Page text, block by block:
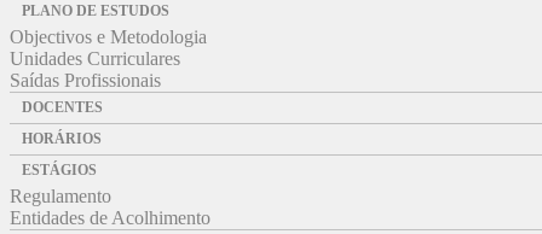
PLANO DE ESTUDOS
Objectivos e Metodologia
Unidades Curriculares
Saídas Profissionais
DOCENTES
HORÁRIOS
ESTÁGIOS
Regulamento
Entidades de Acolhimento